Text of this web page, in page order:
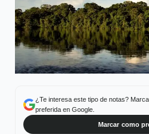
¿Te interesa este tipo de notas? Marca
preferida en Google.
Marcar como